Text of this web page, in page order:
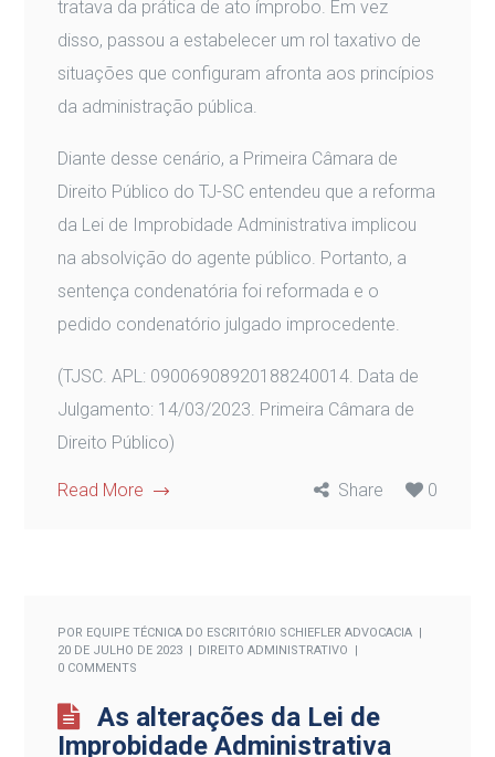
tratava da prática de ato ímprobo. Em vez
disso, passou a estabelecer um rol taxativo de
situações que configuram afronta aos princípios
da administração pública.
Diante desse cenário, a Primeira Câmara de
Direito Público do TJ-SC entendeu que a reforma
da Lei de Improbidade Administrativa implicou
na absolvição do agente público. Portanto, a
sentença condenatória foi reformada e o
pedido condenatório julgado improcedente.
(TJSC. APL: 09006908920188240014. Data de
Julgamento: 14/03/2023. Primeira Câmara de
Direito Público)
Read More Share 0
POR EQUIPE TÉCNICA DO ESCRITÓRIO SCHIEFLER ADVOCACIA
20 DE JULHO DE 2023
DIREITO ADMINISTRATIVO
0 COMMENTS
As alterações da Lei de
Improbidade Administrativa